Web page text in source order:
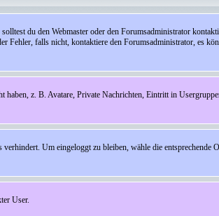
du den Webmaster oder den Forumsadministrator
Fehler, falls nicht, kontaktiere den Forumsadministrator, es
z. B. Avatare, Private Nachrichten, Eintritt in
Um eingeloggt zu bleiben, wähle die entsprechende
User.